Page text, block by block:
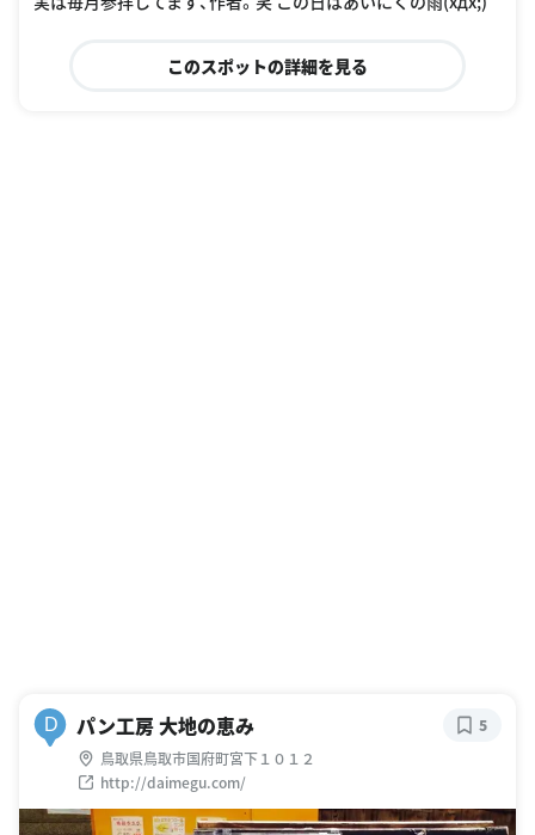
このスポットの詳細を見る
D パン工房 大地の恵み
鳥取県鳥取市国府町宮下１０１２
http://daimegu.com/
5